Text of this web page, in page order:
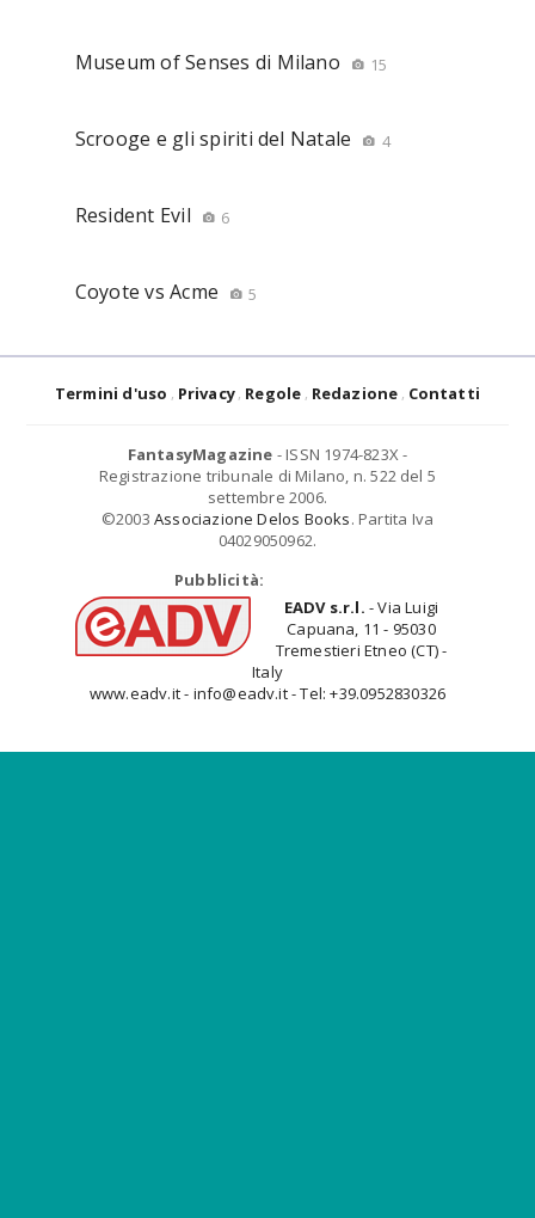
Museum of Senses di Milano 15
Scrooge e gli spiriti del Natale 4
Resident Evil 6
Coyote vs Acme 5
Termini d'uso Privacy Regole Redazione Contatti
FantasyMagazine - ISSN 1974-823X -
Registrazione tribunale di Milano, n. 522 del 5
settembre 2006.
©2003 Associazione Delos Books. Partita Iva
04029050962.
Pubblicità:
EADV s.r.l. - Via Luigi
Capuana, 11 - 95030
Tremestieri Etneo (CT) -
Italy
www.eadv.it - info@eadv.it - Tel: +39.0952830326